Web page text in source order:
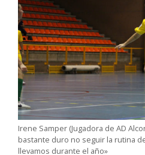
Irene Samper (Jugadora de AD
bastante duro no seguir la rutina
llevamos durante el año»